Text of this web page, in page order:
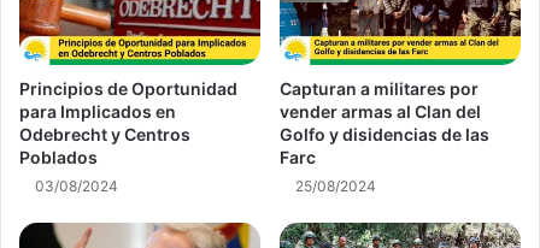
Principios de Oportunidad
para Implicados en
Odebrecht y Centros
Poblados
03/08/2024
Capturan a militares por
vender armas al Clan del
Golfo y disidencias de las
Farc
25/08/2024